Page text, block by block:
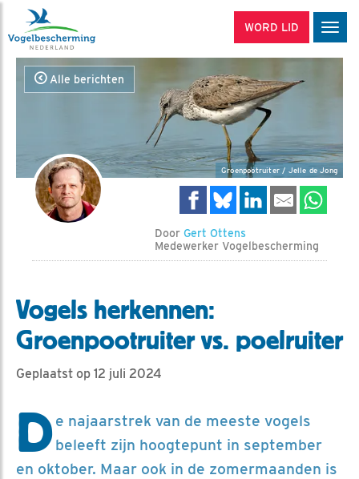
WORD LID
Alle berichten
Groenpootruiter / Jelle de Jong
Door Gert Ottens
Medewerker Vogelbescherming
Vogels herkennen:
Groenpootruiter vs. poelruiter
Geplaatst op 12 juli 2024
De najaarstrek van de meeste vogels
beleeft zijn hoogtepunt in september
en oktober. Maar ook in de zomermaanden is